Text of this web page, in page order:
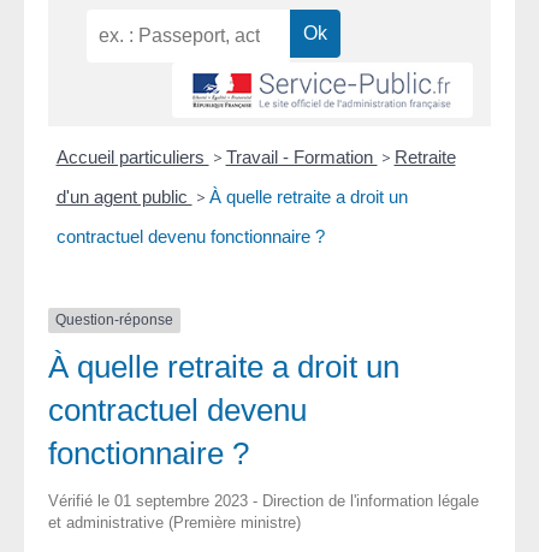
Accueil particuliers > Travail - Formation > Retraite
d'un agent public > À quelle retraite a droit un
contractuel devenu fonctionnaire ?
Question-réponse
À quelle retraite a droit un
contractuel devenu
fonctionnaire ?
Vérifié le 01 septembre 2023 - Direction de l'information légale
et administrative (Première ministre)